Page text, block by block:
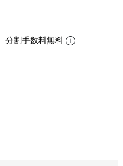
分割手数料無料